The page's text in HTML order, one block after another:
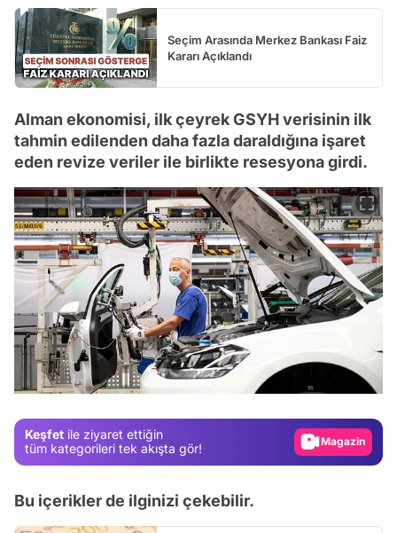
Seçim Arasında Merkez Bankası Faiz
Kararı Açıklandı
Alman ekonomisi, ilk çeyrek GSYH verisinin ilk
tahmin edilenden daha fazla daraldığına işaret
eden revize veriler ile birlikte resesyona girdi.
Keşfet ile ziyaret ettiğin
tüm kategorileri tek akışta gör!
Test
Gündem
Magazin
Video
Bu içerikler de ilginizi çekebilir.